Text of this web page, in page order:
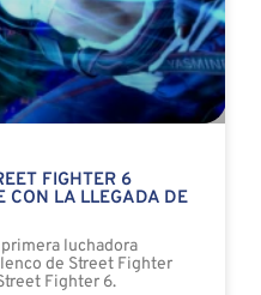
FIGHTER 6
CON LA LLEGADA DE
luchadora
de Street Fighter
Fighter 6.